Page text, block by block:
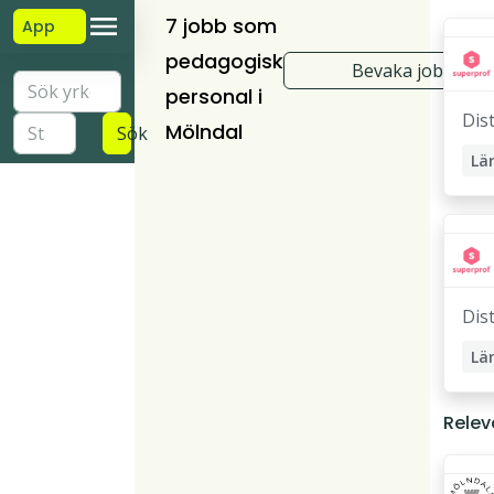
App
Sök
7 jobb som
pedagogisk
personal i
Mölndal
Bevaka jobb